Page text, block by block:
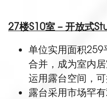
27楼S10室 – 开放式
单位实用面积259
合并，成为室内
运用露台空间，
露台采用市场罕